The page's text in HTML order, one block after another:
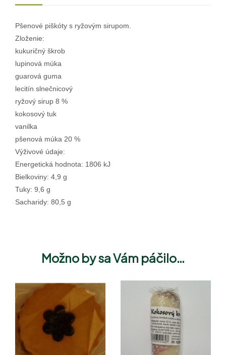
Pšenové piškóty s ryžovým sirupom.
Zloženie:
kukuričný škrob
lupinová múka
guarová guma
lecitín slnečnicový
ryžový sirup 8 %
kokosový tuk
vanilka
pšenová múka 20 %
Výživové údaje:
Energetická hodnota: 1806 kJ
Bielkoviny: 4,9 g
Tuky: 9,6 g
Sacharidy: 80,5 g
Možno by sa Vám páčilo…